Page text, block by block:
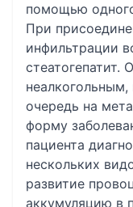
помощью
При
инфильтрации
очередь на
форму
пациента
нескольких
развитие
аккумуляцию в